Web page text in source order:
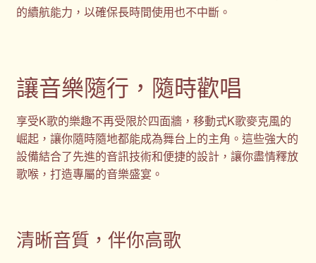
的續航能力，以確保長時間使用也不中斷。
讓音樂隨行，隨時歡唱
享受K歌的樂趣不再受限於四面牆，移動式K歌麥克風的
崛起，讓你隨時隨地都能成為舞台上的主角。這些強大的
設備結合了先進的音訊技術和便捷的設計，讓你盡情釋放
歌喉，打造專屬的音樂盛宴。
清晰音質，伴你高歌